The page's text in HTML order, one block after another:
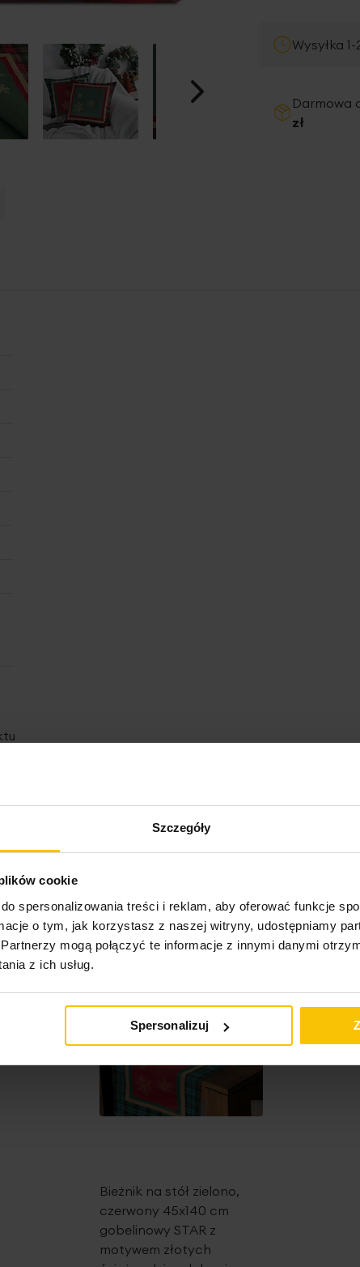
Szczegóły
cookie
spersonalizowania treści i reklam, aby oferować funkcje
o tym, jak korzystasz z naszej witryny, udostępniamy
mogą połączyć te informacje z innymi danymi
z ich usług.
Spersonalizuj
Wysyłka
Darmowa
zł
Rodzina produktów
Bieżnik na stół zielono,
czerwony 45x140 cm
gobelinowy STAR z
motywem złotych